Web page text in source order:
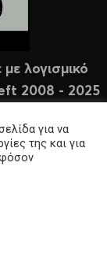
λογισμικό
2008 - 2025
για να
της και για